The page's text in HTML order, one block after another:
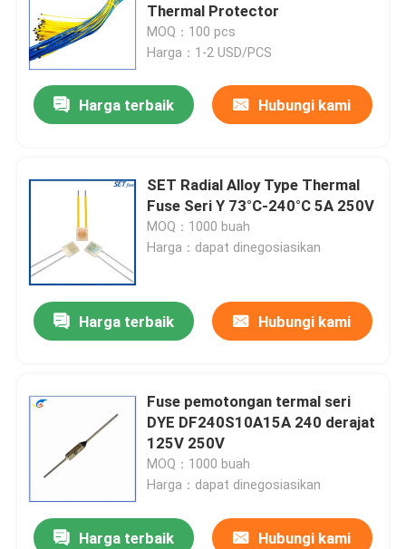
Thermal Protector
MOQ：100 pcs
Harga：1-2 USD/PCS
Harga terbaik Hubungi kami
SET Radial Alloy Type Thermal
Fuse Seri Y 73°C-240°C 5A 250V
MOQ：1000 buah
Harga：dapat dinegosiasikan
Harga terbaik Hubungi kami
Fuse pemotongan termal seri
DYE DF240S10A15A 240 derajat
125V 250V
MOQ：1000 buah
Harga：dapat dinegosiasikan
Harga terbaik Hubungi kami